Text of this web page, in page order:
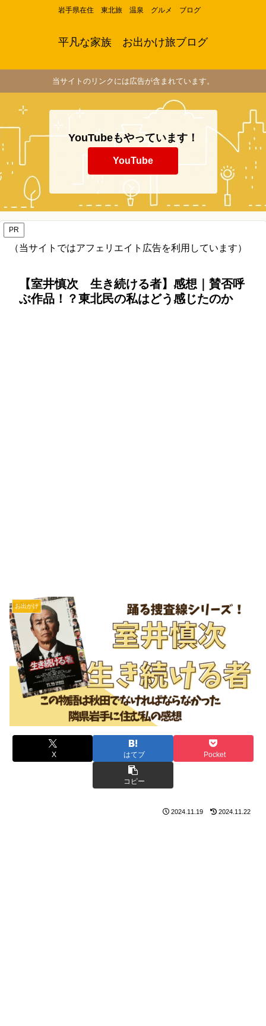
岩手県在住 東北旅 温泉 グルメ ブログ
平凡な家族 お出かけ旅ブログ
当サイトのリンクには広告が含まれています。
YouTubeもやっています！
YouTube
PR
（当サイトではアフェリエイト広告を利用しています）
【室井慎次 生き続ける者】感想｜賛否呼
ぶ作品！？東北民の私はどう感じたのか
お出かけ
X はてブ Pocket
コピー
2024.11.19 2024.11.22